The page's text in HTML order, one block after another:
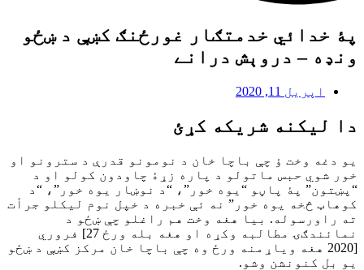
پۀ خدائي خدمتګار غورځنګ کښې د ښځو
ونډه – دروېش درانے
اپریل 11, 2020
دا ليکنه شريکه کړئ
يو دغه وخت ؤ چې باچا خان د نومونو قدرې د سترونو او
خور شوي حبس ماتولو د پاره زړۀ چاودون کولو او د
“پښتون” پۀ پاڼو “يوه خور”، “د نوښار يوه خور”، “د
کوهاټ څخه يوه خور” نه ئې خبره د خپل نوم ليکلو جرأت
ته راورسوله. بيا هغه وخت هم راغلو چې ښځو د
نمائندګۍ مطالبه وکړه او هغه بله ورځ 27] فروري
[2020 هغه وياړمنه ورځ وه چې باچا خان مرکز کښې د ښځو
يو بل کنونشن وشو.